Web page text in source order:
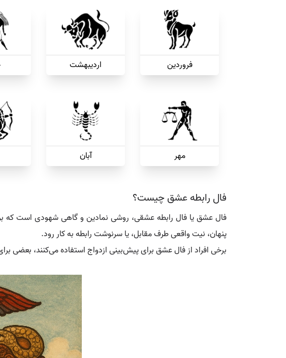
فروردین اردیبهشت
مهر آبان
فال رابطه عشق چیست؟
فال عشق یا فال رابطه عشقی، روشی نمادین و گاهی شهودی است که
پنهان، نیت واقعی طرف مقابل، یا سرنوشت رابطه به کار رود.
برخی افراد از فال عشق برای پیش‌بینی ازدواج استفاده می‌کنند، بعضی